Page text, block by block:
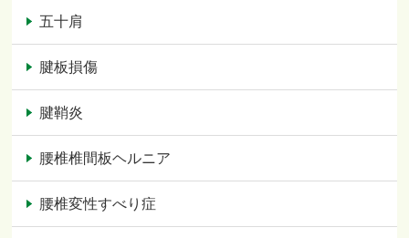
五十肩
腱板損傷
腱鞘炎
腰椎椎間板ヘルニア
腰椎変性すべり症